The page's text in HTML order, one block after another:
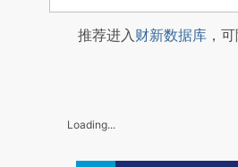
推荐进入财新数据库 ，
Loading...